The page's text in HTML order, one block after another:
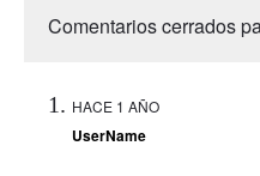
Comentarios cerrados
HACE 1 AÑO
UserName